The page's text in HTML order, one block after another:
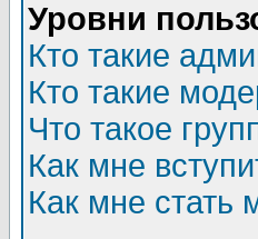
Уровни
Кто такие
Кто такие
Что такое
Как мне
Как мне стать